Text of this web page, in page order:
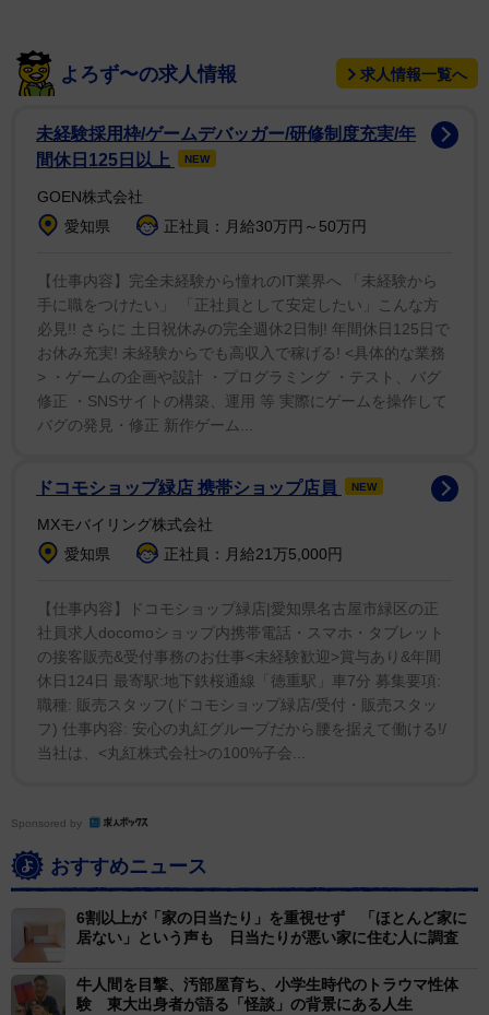
中にゴミやモノが置きっぱなしになっている状態に嫌悪
感を抱く人が多かった。
3位は「水回りが汚い」（25.4％）、4位「ホコリ・髪
れていないと分かる状態を汚いと感じる人が多くいた。
内がにおう」、7位「室内にカビが生えている」となっ
た。
最後に「彼氏彼女の家が汚かったら具体的にどうする
か」を聞いたところ、「一緒に掃除する」が32.0％で最
から積極的に動く人が半数以上を占めた。一方で、「別
など、相手を避ける行動をとる人も一定数いた。
guide.net/）
よろず〜の求人情報 求人情報一覧へ
未経験採用枠/ゲームデバッガー/研修制度充実/年
間休日125日以上
NEW
GOEN株式会社
愛知県
正社員：月給30万円～50万円
【仕事内容】完全未経験から憧れのIT業界へ 「未経験から
手に職をつけたい」 「正社員として安定したい」こんな方
必見!! さらに 土日祝休みの完全週休2日制! 年間休日125日で
お休み充実! 未経験からでも高収入で稼げる! <具体的な業務
> ・ゲームの企画や設計 ・プログラミング ・テスト、バグ
修正 ・SNSサイトの構築、運用 等 実際にゲームを操作して
バグの発見・修正 新作ゲーム...
ドコモショップ緑店 携帯ショップ店員 NEW
MXモバイリング株式会社
愛知県
正社員：月給21万5,000円
【仕事内容】ドコモショップ緑店|愛知県名古屋市緑区の正
社員求人docomoショップ内携帯電話・スマホ・タブレット
の接客販売&受付事務のお仕事<未経験歓迎>賞与あり&年間
休日124日 最寄駅:地下鉄桜通線「徳重駅」車7分 募集要項:
職種: 販売スタッフ(ドコモショップ緑店/受付・販売スタッ
フ) 仕事内容: 安心の丸紅グループだから腰を据えて働ける!/
当社は、<丸紅株式会社>の100%子会...
Sponsored by
おすすめニュース
6割以上が「家の日当たり」を重視せず 「ほとんど家に
居ない」という声も 日当たりが悪い家に住む人に調査
牛人間を目撃、汚部屋育ち、小学生時代のトラウマ性体
験 東大出身者が語る「怪談」の背景にある人生